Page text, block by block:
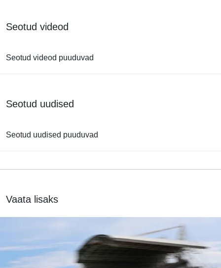
Seotud videod
Seotud videod puuduvad
Seotud uudised
Seotud uudised puuduvad
Vaata lisaks